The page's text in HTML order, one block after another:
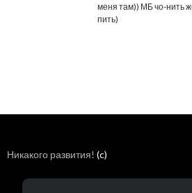
меня там)) МБ чо-нить
пить)
Никакого развития! (c)